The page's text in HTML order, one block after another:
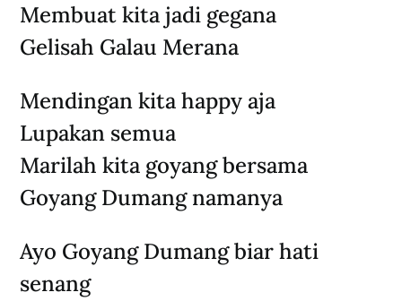
Membuat kita jadi gegana
Gelisah Galau Merana
Mendingan kita happy aja
Lupakan semua
Marilah kita goyang bersama
Goyang Dumang namanya
Ayo Goyang Dumang biar hati
senang